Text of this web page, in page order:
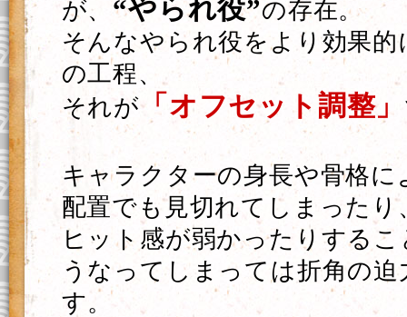
が、 “やられ役”の存在。
そんなやられ役をより効果
の工程、
それが「オフセット調整」
キャラクターの身長や骨格に
配置でも見切れてしまったり
ヒット感が弱かったりする
うなってしまっては折角の
す。